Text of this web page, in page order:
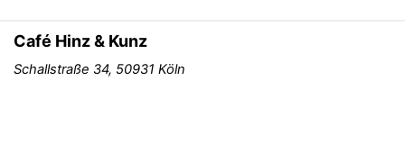
Café Hinz & Kunz
Schallstraße 34, 50931 Köln